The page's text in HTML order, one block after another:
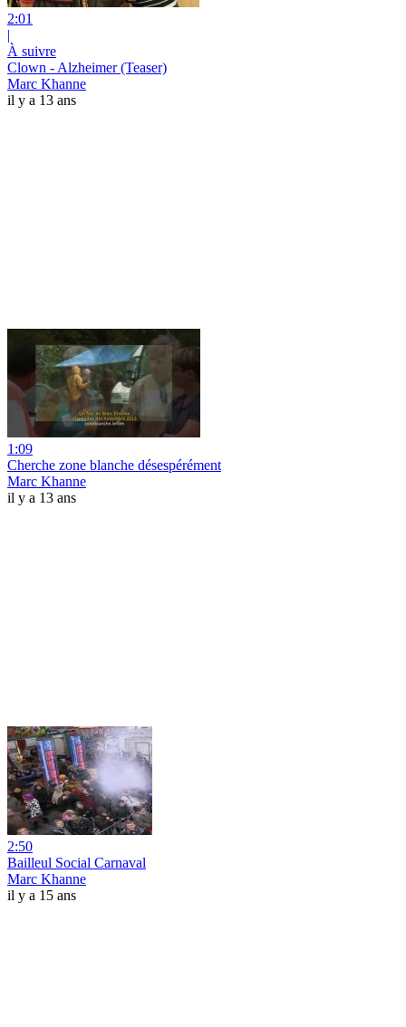
2:01
|
À suivre
Clown - Alzheimer (Teaser)
Marc Khanne
il y a 13 ans
1:09
Cherche zone blanche désespérément
Marc Khanne
il y a 13 ans
2:50
Bailleul Social Carnaval
Marc Khanne
il y a 15 ans